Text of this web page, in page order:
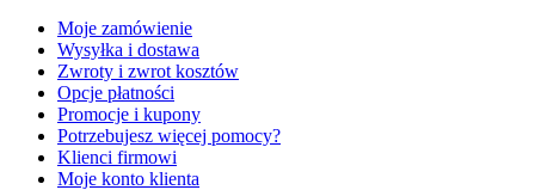
Moje zamówienie
Wysyłka i dostawa
Zwroty i zwrot kosztów
Opcje płatności
Promocje i kupony
Potrzebujesz więcej pomocy?
Klienci firmowi
Moje konto klienta